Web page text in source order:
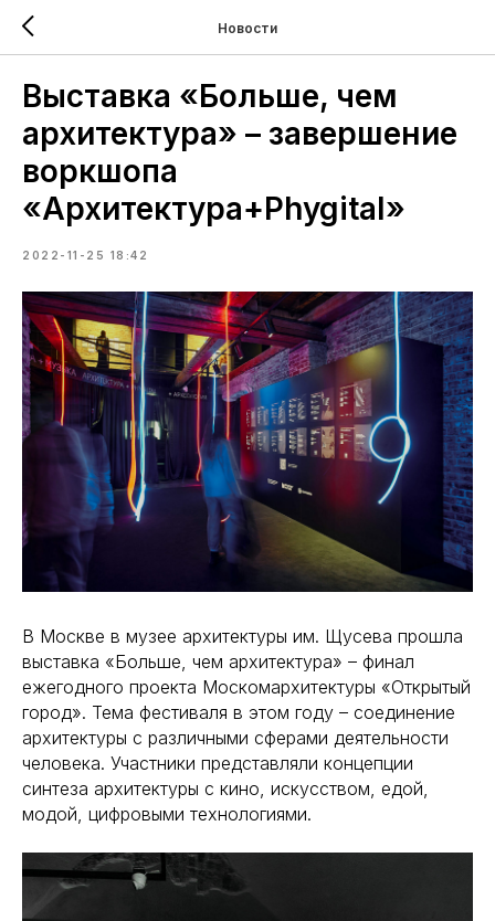
Новости
Выставка «Больше, чем
архитектура» – завершение
воркшопа
«Архитектура+Phygital»
2022-11-25 18:42
В Москве в музее архитектуры им. Щусева прошла
выставка «Больше, чем архитектура» – финал
ежегодного проекта Москомархитектуры «Открытый
город». Тема фестиваля в этом году – соединение
архитектуры с различными сферами деятельности
человека. Участники представляли концепции
синтеза архитектуры с кино, искусством, едой,
модой, цифровыми технологиями.